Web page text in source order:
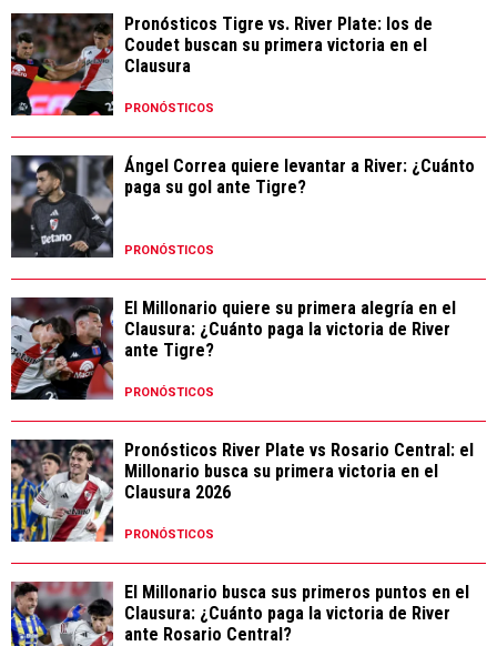
Pronósticos Tigre vs. River Plate: los de
Coudet buscan su primera victoria en el
Clausura
PRONÓSTICOS
Ángel Correa quiere levantar a River: ¿Cuánto
paga su gol ante Tigre?
PRONÓSTICOS
El Millonario quiere su primera alegría en el
Clausura: ¿Cuánto paga la victoria de River
ante Tigre?
PRONÓSTICOS
Pronósticos River Plate vs Rosario Central: el
Millonario busca su primera victoria en el
Clausura 2026
PRONÓSTICOS
El Millonario busca sus primeros puntos en el
Clausura: ¿Cuánto paga la victoria de River
ante Rosario Central?